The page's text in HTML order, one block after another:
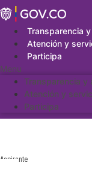
Saltar
al
contenidoTransparencia
Atención y
Participa
Menu
Transparencia y
Atención y
Participa
Aspirante